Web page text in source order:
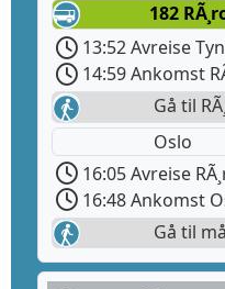
182
13:52 Avreise
14:59 Ankomst
Gå til
Oslo
16:05 Avreise
16:48 Ankomst
Gå til